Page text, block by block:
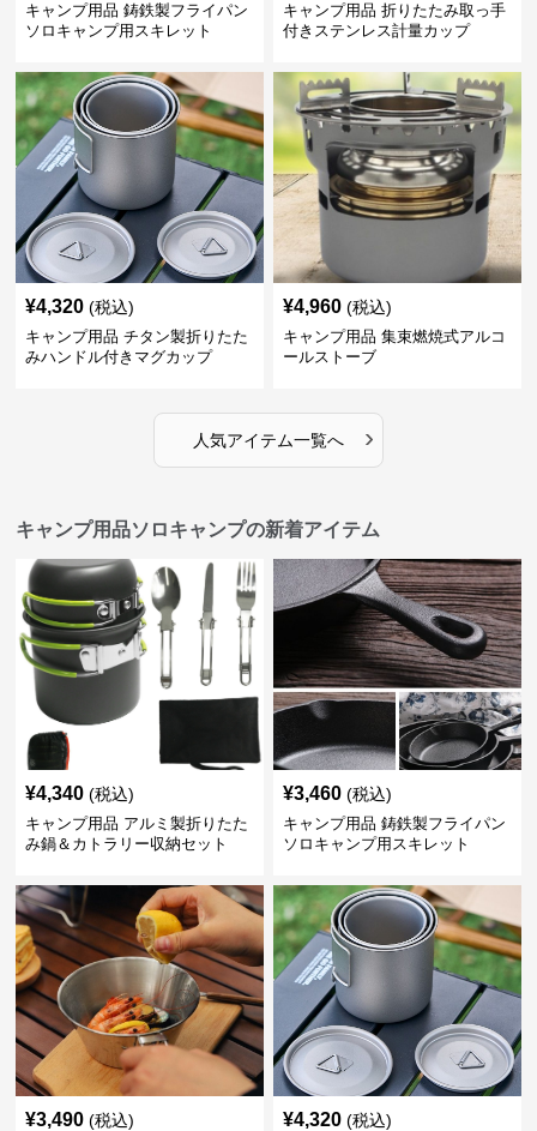
キャンプ用品 鋳鉄製フライパン
ソロキャンプ用スキレット
キャンプ用品 折りたたみ取っ手
付きステンレス計量カップ
¥4,320 (税込)
キャンプ用品 チタン製折りたた
みハンドル付きマグカップ
¥4,960 (税込)
キャンプ用品 集束燃焼式アルコ
ールストーブ
人気アイテム一覧へ ›
キャンプ用品ソロキャンプの新着アイテム
¥4,340 (税込)
キャンプ用品 アルミ製折りたた
み鍋＆カトラリー収納セット
¥3,460 (税込)
キャンプ用品 鋳鉄製フライパン
ソロキャンプ用スキレット
¥3,490 (税込) ¥4,320 (税込)